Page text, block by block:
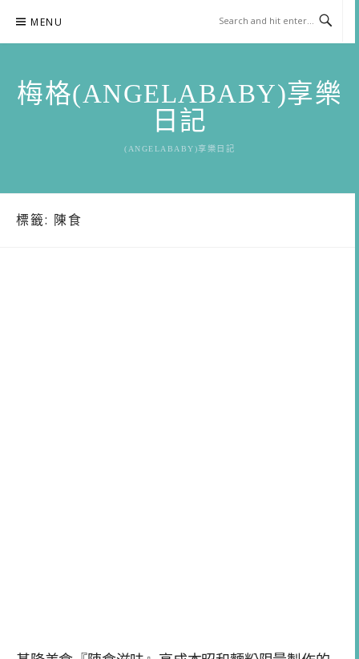
content
MENU
梅格(ANGELABABY)享樂
日記
(ANGELABABY)享樂日記
標籤: 陳食